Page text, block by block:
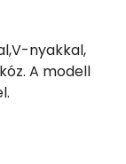
nyakkal,
A modell